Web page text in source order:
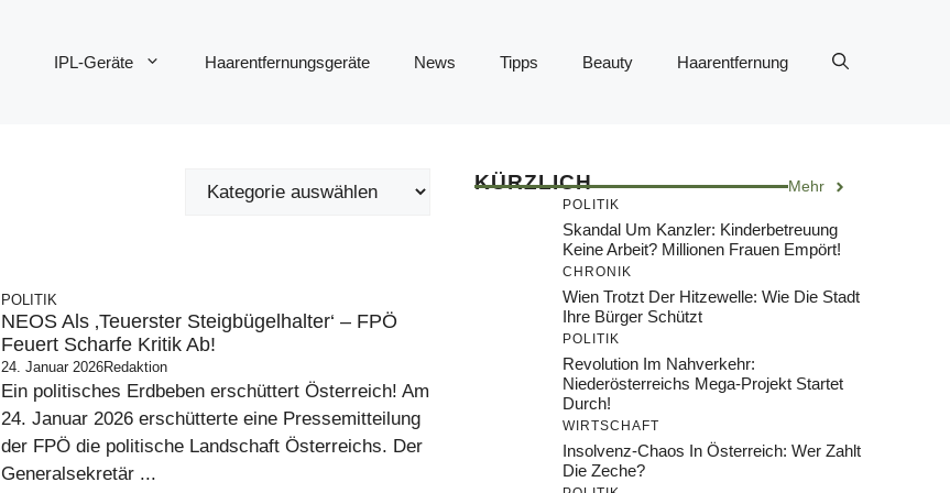
IPL-Geräte Haarentfernungsgeräte News Tipps Beauty Haarentfernung
POLITIK
NEOS Als ‚teuerster Steigbügelhalter‘ – FPÖ
Feuert Scharfe Kritik Ab!
24. Januar 2026Redaktion
Ein politisches Erdbeben erschüttert Österreich! Am
24. Januar 2026 erschütterte eine Pressemitteilung
der FPÖ die politische Landschaft Österreichs. Der
Generalsekretär ...
KÜRZLICH Mehr
POLITIK
Skandal Um Kanzler: Kinderbetreuung
Keine Arbeit? Millionen Frauen Empört!
CHRONIK
Wien Trotzt Der Hitzewelle: Wie Die Stadt
Ihre Bürger Schützt
POLITIK
Revolution Im Nahverkehr:
Niederösterreichs Mega-Projekt Startet
Durch!
WIRTSCHAFT
Insolvenz-Chaos In Österreich: Wer Zahlt
Die Zeche?